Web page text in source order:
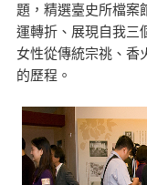
題，精選臺史所檔案
運轉折、展現自我三
女性從傳統宗祧、香
的歷程。